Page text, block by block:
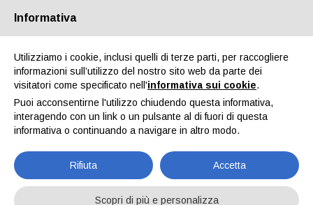
Chi siamo Partners Contatti Area riservata
Conveyors Nord Srl
Informativa
Utilizziamo i cookie, inclusi quelli di terze parti, per raccogliere
informazioni sull’utilizzo del nostro sito web da parte dei
visitatori come specificato nell'informativa sui cookie.
Puoi acconsentirne l'utilizzo chiudendo questa informativa,
interagendo con un link o un pulsante al di fuori di questa
informativa o continuando a navigare in altro modo.
Rifiuta Accetta
Scopri di più e personalizza